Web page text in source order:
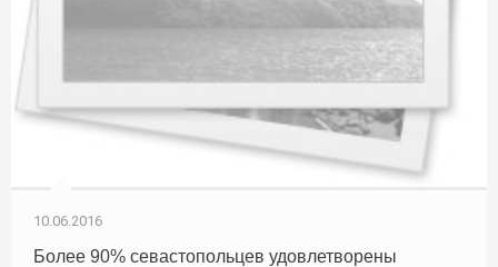
10.06.2016
Более 90% севастопольцев удовлетворены